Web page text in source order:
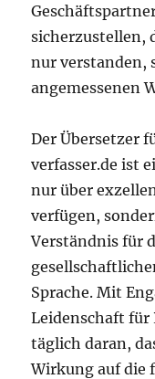
sicherzustellen,
nur verstanden,
angemessenen
Der Übersetzer
verfasser.de ist
nur über
verfügen,
Verständnis für
Sprache. Mit
Leidenschaft für
täglich daran,
Wirkung auf die